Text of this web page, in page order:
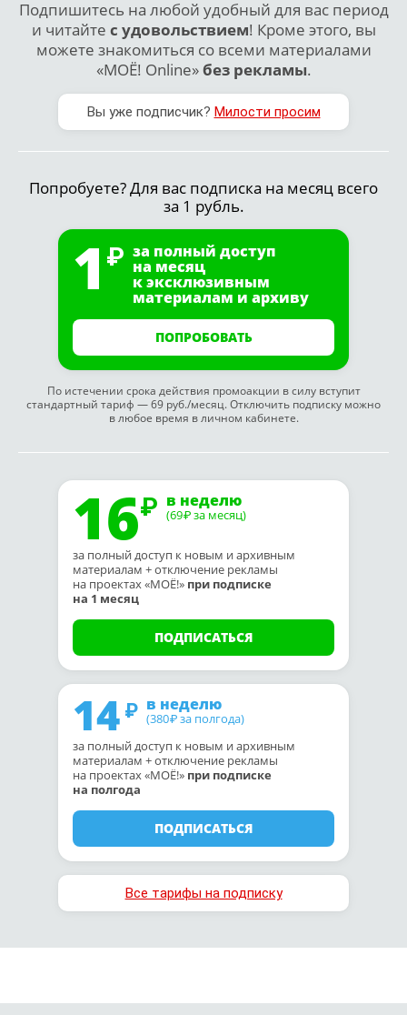
Подпишитесь на любой удобный для вас период
и читайте с удовольствием! Кроме этого, вы
можете знакомиться со всеми материалами
«МОЁ! Online»без рекламы.
Вы уже подписчик? Милости просим
Попробуете? Для вас подписка на месяц всего
за 1 рубль.
1 за полный доступ
на месяц
к эксклюзивным
материалам и архиву
ПОПРОБОВАТЬ
По истечении срока действия промоакции в силу вступит
стандартный тариф — 69 руб./месяц. Отключить подписку можно
в любое время в личном кабинете.
16 в неделю
(69₽ за месяц)
за полный доступ к новым и архивным
материалам + отключение рекламы
на проектах «МОЁ!» при подписке
на 1 месяц
ПОДПИСАТЬСЯ
14 в неделю
(380₽ за полгода)
за полный доступ к новым и архивным
материалам + отключение рекламы
на проектах «МОЁ!» при подписке
на полгода
ПОДПИСАТЬСЯ
Все тарифы на подписку